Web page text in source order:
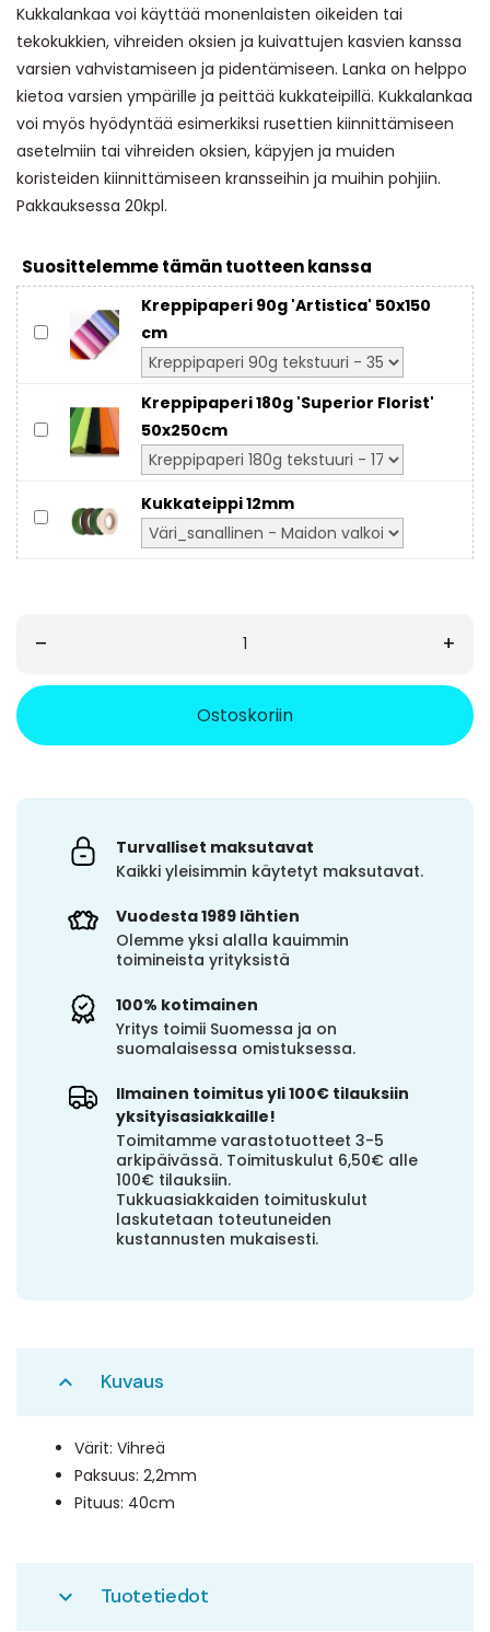
Kukkalankaa voi käyttää monenlaisten oikeiden tai
tekokukkien, vihreiden oksien ja kuivattujen kasvien kanssa
varsien vahvistamiseen ja pidentämiseen. Lanka on helppo
kietoa varsien ympärille ja peittää kukkateipillä. Kukkalankaa
voi myös hyödyntää esimerkiksi rusettien kiinnittämiseen
asetelmiin tai vihreiden oksien, käpyjen ja muiden
koristeiden kiinnittämiseen kransseihin ja muihin pohjiin.
Pakkauksessa 20kpl.
Suosittelemme tämän tuotteen kanssa
Kreppipaperi 90g 'Artistica' 50x150
cm
Kreppipaperi 180g 'Superior Florist'
50x250cm
Kukkateippi 12mm
– +
Ostoskoriin
Turvalliset maksutavat
Kaikki yleisimmin käytetyt maksutavat.
Vuodesta 1989 lähtien
Olemme yksi alalla kauimmin
toimineista yrityksistä
100% kotimainen
Yritys toimii Suomessa ja on
suomalaisessa omistuksessa.
Ilmainen toimitus yli 100€ tilauksiin
yksityisasiakkaille!
Toimitamme varastotuotteet 3-5
arkipäivässä. Toimituskulut 6,50€ alle
100€ tilauksiin.
Tukkuasiakkaiden toimituskulut
laskutetaan toteutuneiden
kustannusten mukaisesti.
expand_less Kuvaus
Värit: Vihreä
Paksuus: 2,2mm
Pituus: 40cm
expand_more Tuotetiedot